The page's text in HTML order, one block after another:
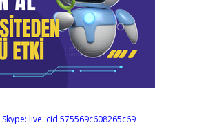
Skype: live:.cid.575569c608265c69